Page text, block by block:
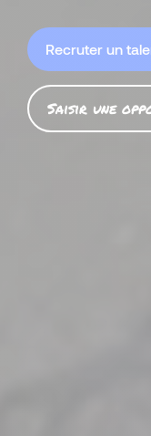
Recruter un
Saisir une